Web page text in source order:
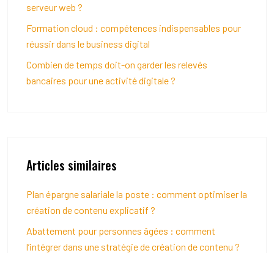
serveur web ?
Formation cloud : compétences indispensables pour
réussir dans le business digital
Combien de temps doit-on garder les relevés
bancaires pour une activité digitale ?
Articles similaires
Plan épargne salariale la poste : comment optimiser la
création de contenu explicatif ?
Abattement pour personnes âgées : comment
l’intégrer dans une stratégie de création de contenu ?